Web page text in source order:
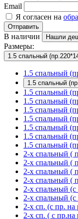
Email
Я согласен на
Отправить
В наличии Нашли
Размеры:
1.5 спальный
1.5 спальный
1.5 спальный
1.5 спальный
1.5 спальный
1.5 спальный
1.5 спальный
1.5 спальный
1.5 спальный
1.5 спальный
2-х спальный (
2-х спальный (
2-х спальный (
2-х спальный (
2-х спальный
2-х спальный
2-х сп. (с пр.
2-х сп. ( с